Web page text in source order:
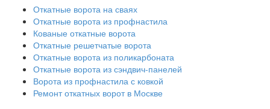
Откатные ворота на сваях
Откатные ворота из профнастила
Кованые откатные ворота
Откатные решетчатые ворота
Откатные ворота из поликарбоната
Откатные ворота из сэндвич-панелей
Ворота из профнастила с ковкой
Ремонт откатных ворот в Москве